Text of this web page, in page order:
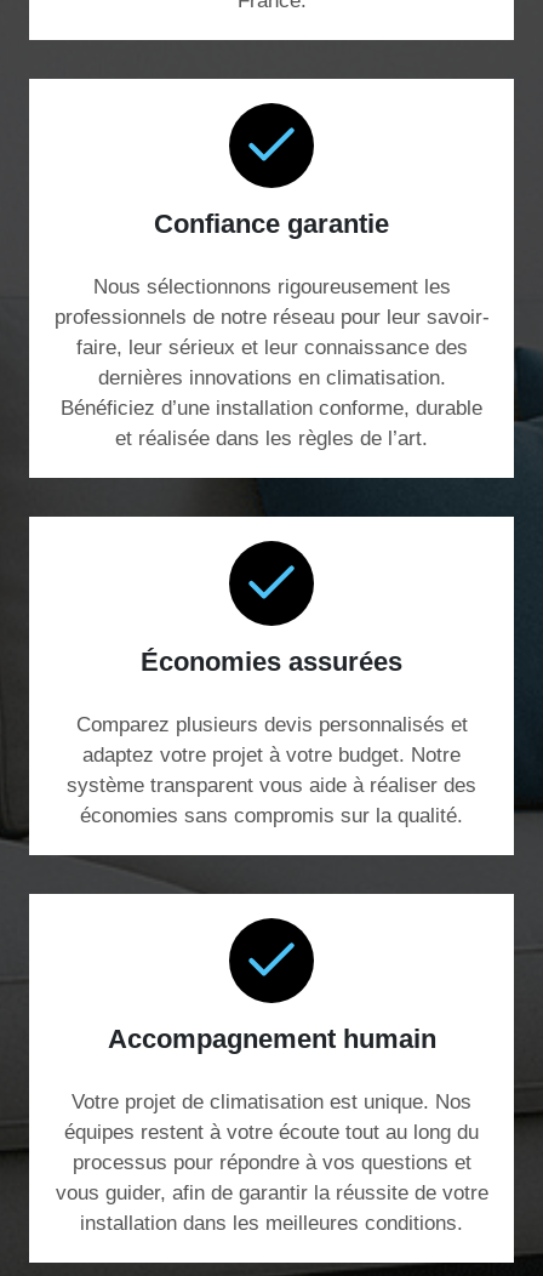
Confiance garantie
Nous sélectionnons rigoureusement les
professionnels de notre réseau pour leur savoir-
faire, leur sérieux et leur connaissance des
dernières innovations en climatisation.
Bénéficiez d’une installation conforme, durable
et réalisée dans les règles de l’art.
Économies assurées
Comparez plusieurs devis personnalisés et
adaptez votre projet à votre budget. Notre
système transparent vous aide à réaliser des
économies sans compromis sur la qualité.
Accompagnement humain
Votre projet de climatisation est unique. Nos
équipes restent à votre écoute tout au long du
processus pour répondre à vos questions et
vous guider, afin de garantir la réussite de votre
installation dans les meilleures conditions.